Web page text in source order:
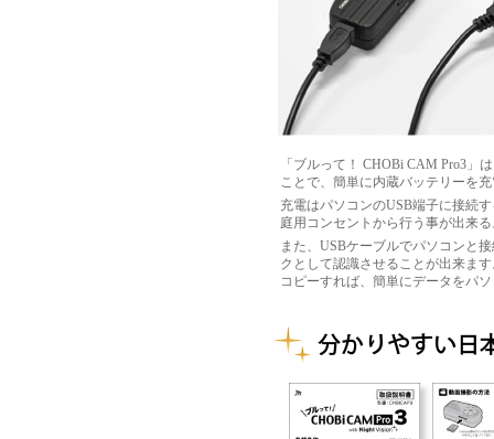
「ブルって！ CHOBi CAM Pro3」
ことで、簡単に内蔵バッテリーを
充電はパソコンのUSB端子に接続
庭用コンセントから行う事が出来
また、USBケーブルでパソコンと
クとして認識させることが出来ま
コピーすれば、簡単にデータをパ